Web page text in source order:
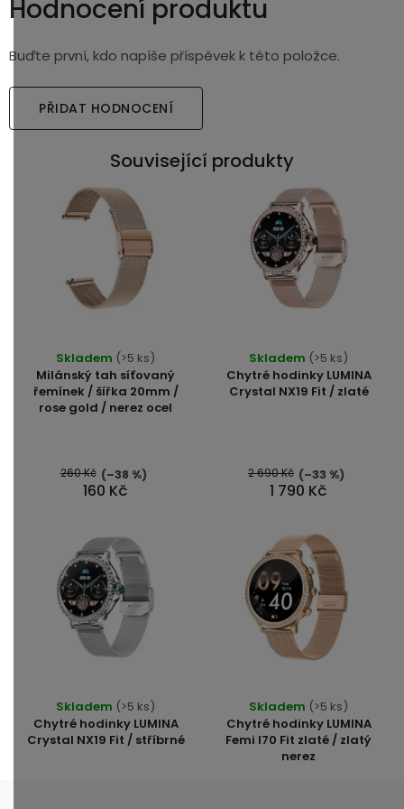
Hodnocení produktu
Buďte první, kdo napíše příspěvek k této položce.
PŘIDAT HODNOCENÍ
Související produkty
Milánský tah síťovaný
řemínek / šířka 20mm /
rose gold / nerez ocel
Skladem (>5 ks)
160 Kč
260 Kč (–38 %)
Chytré hodinky LUMINA
Crystal NX19 Fit / zlaté
hodnocení
produktu
5
hvězdiček.
Skladem (>5 ks)
1 790 Kč
2 690 Kč (–33 %)
Chytré hodinky LUMINA
Crystal NX19 Fit / stříbrné
hodnocení
produktu
Skladem (>5 ks)
Chytré hodinky LUMINA
Femi I70 Fit zlaté / zlatý
nerez
hodnocení
produktu
je
Skladem (>5 ks)